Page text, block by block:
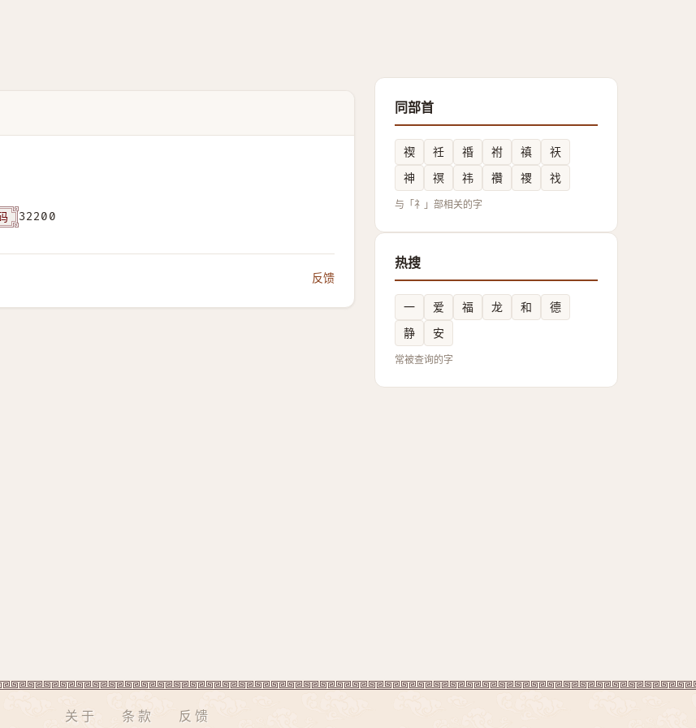
32200
反馈
同部首
禊 祍 䄑 祔 禛
祆
神
䄙 祎 禶 禝 䄀
与「礻」部相关的字
热搜
一 爱 福 龙 和
德
静
安
常被查询的字
关于 条款 反馈